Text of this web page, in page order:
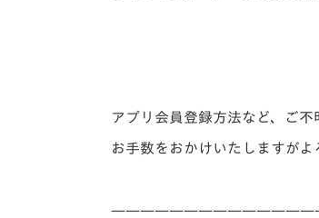
アプリ会員登録方法など、ご
お手数をおかけいたしますがよ
——————————